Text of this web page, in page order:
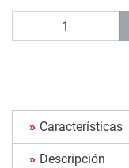
Características
Descripción